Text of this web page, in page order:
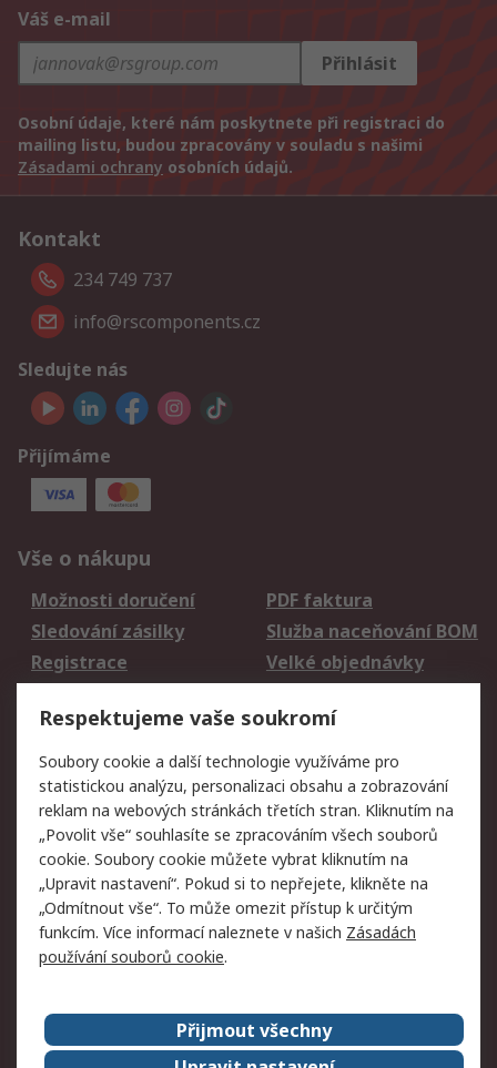
Váš e-mail
Přihlásit
Osobní údaje, které nám poskytnete při registraci do
mailing listu, budou zpracovány v souladu s našimi
Zásadami ochrany osobních údajů.
Kontakt
234 749 737
info@rscomponents.cz
Sledujte nás
Přijímáme
Vše o nákupu
Možnosti doručení
PDF faktura
Sledování zásilky
Služba naceňování BOM
Registrace
Velké objednávky
Právní
Autorská práva
Obchodní podmínky
společnosti RS
Prohlášení o ochraně
údajů
Zabezpečení
elektronické pošty
Zásady pro soubory
cookie
Zásady ochrany
osobních údajů
Kontakt
O naší společnosti
RS Group
Respektujeme vaše soukromí
Soubory cookie a další technologie využíváme pro
statistickou analýzu, personalizaci obsahu a zobrazování
reklam na webových stránkách třetích stran. Kliknutím na
„Povolit vše“ souhlasíte se zpracováním všech souborů
cookie. Soubory cookie můžete vybrat kliknutím na
„Upravit nastavení“. Pokud si to nepřejete, klikněte na
„Odmítnout vše“. To může omezit přístup k určitým
funkcím. Více informací naleznete v našich Zásadách
používání souborů cookie.
Přijmout všechny